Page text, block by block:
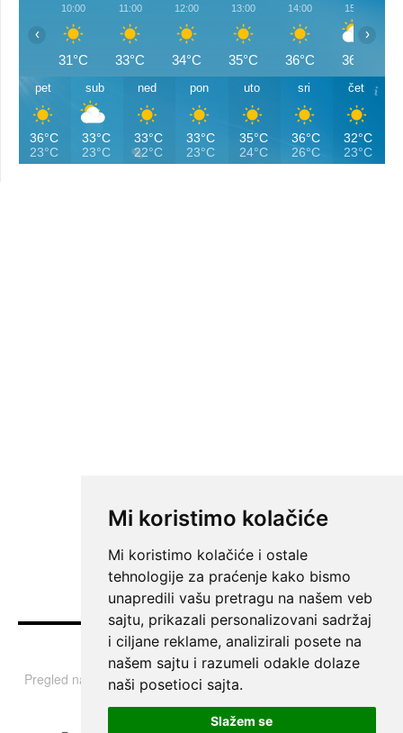
Mi koristimo kolačiće
Mi koristimo kolačiće i ostale
tehnologije za praćenje kako bismo
unapredili vašu pretragu na našem veb
sajtu, prikazali personalizovani sadržaj
i ciljane reklame, analizirali posete na
našem sajtu i razumeli odakle dolaze
naši posetioci sajta.
Slažem se
10:00
31°C
11:00
33°C
12:00
34°C
13:00
35°C
14:00
36°C
15:00
36°C
‹ ›
pet
36°C
23°C
sub
33°C
23°C
ned
33°C
22°C
pon
33°C
23°C
uto
35°C
24°C
sri
36°C
26°C
čet
32°C
23°C
Vesti
Pregled najvažnijih informacija i tema iz Srbije, regiona i sveta.